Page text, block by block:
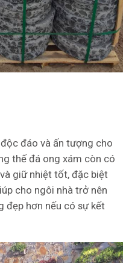
đáo và ấn tượng cho
thế đá ong xám còn có
giữ nhiệt tốt, đặc biệt
cho ngôi nhà trở nên
đẹp hơn nếu có sự kết